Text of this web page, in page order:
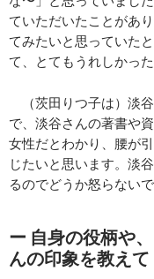
ていただいたことがあ
てみたいと思っていた
て、とてもうれしかった
（茨田りつ子は）淡
で、淡谷さんの著書や
女性だとわかり、腰が
じたいと思います。淡
るのでどうか怒らない
ー 自身の役柄や
んの印象を教えて